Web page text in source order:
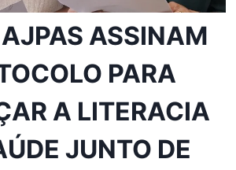
ASSINAM
PARA
A LITERACIA
JUNTO DE